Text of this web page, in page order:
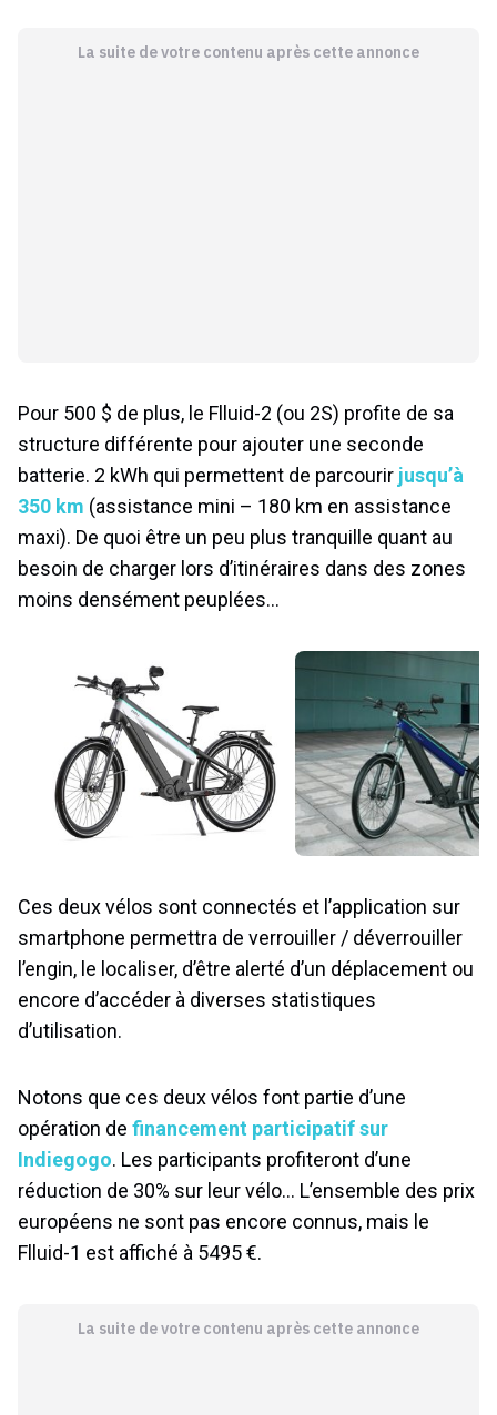
La suite de votre contenu après cette annonce
Pour 500 $ de plus, le Flluid-2 (ou 2S) profite de sa
structure différente pour ajouter une seconde
batterie. 2 kWh qui permettent de parcourir jusqu’à
350 km (assistance mini – 180 km en assistance
maxi). De quoi être un peu plus tranquille quant au
besoin de charger lors d’itinéraires dans des zones
moins densément peuplées…
Ces deux vélos sont connectés et l’application sur
smartphone permettra de verrouiller / déverrouiller
l’engin, le localiser, d’être alerté d’un déplacement ou
encore d’accéder à diverses statistiques
d’utilisation.
Notons que ces deux vélos font partie d’une
opération de financement participatif sur
Indiegogo. Les participants profiteront d’une
réduction de 30% sur leur vélo… L’ensemble des prix
européens ne sont pas encore connus, mais le
Flluid-1 est affiché à 5495 €.
La suite de votre contenu après cette annonce